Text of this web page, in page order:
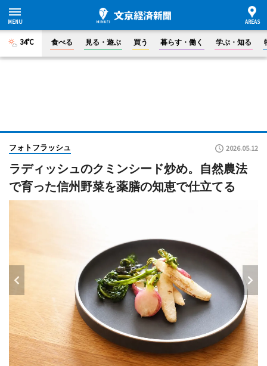
34°C 食べる 見る・遊ぶ 買う 暮らす・働く 学ぶ・知る
フォトフラッシュ 2026.05.12
ラディッシュのクミンシード炒め。自然農法
で育った信州野菜を薬膳の知恵で仕立てる